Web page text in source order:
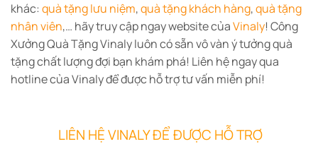
khác: quà tặng lưu niệm,quà tặng khách hàng,quà tặng
nhân viên,… hãy truy cập ngay website củaVinaly! Công
Xưởng Quà Tặng Vinaly luôn có sẵn vô vàn ý tưởng quà
tặng chất lượng đợi bạn khám phá! Liên hệ ngay qua
hotline của Vinaly để được hỗ trợ tư vấn miễn phí!
LIÊN HỆ VINALY ĐỂ ĐƯỢC HỖ TRỢ